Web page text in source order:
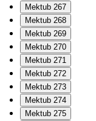
Mektub 267
Mektub 268
Mektub 269
Mektub 270
Mektub 271
Mektub 272
Mektub 273
Mektub 274
Mektub 275